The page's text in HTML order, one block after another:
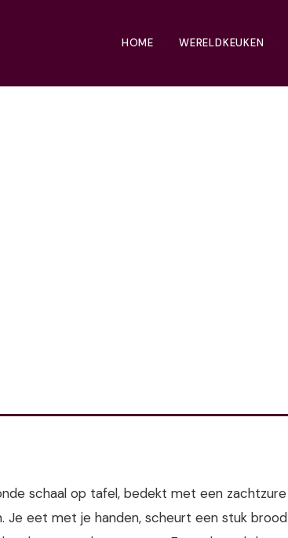
HOME WERELDKEUKEN
schaal op tafel, bedekt met een zachtzure
eet met je handen, scheurt een stuk brood